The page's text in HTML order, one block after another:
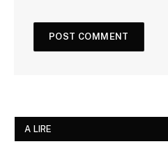
A LIRE